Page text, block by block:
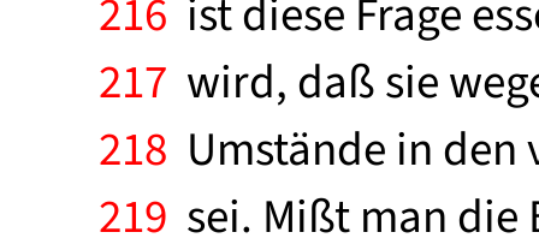
216 ist diese Frage
217 wird, daß sie
218 Umstände in
219 sei. Mißt man